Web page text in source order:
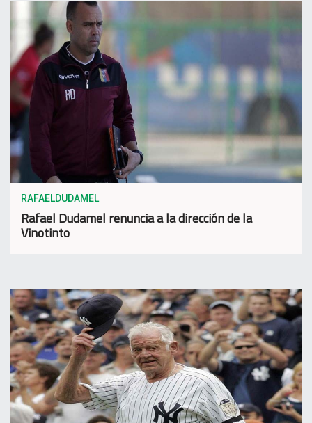
RAFAELDUDAMEL
Rafael Dudamel renuncia a la dirección de la
Vinotinto